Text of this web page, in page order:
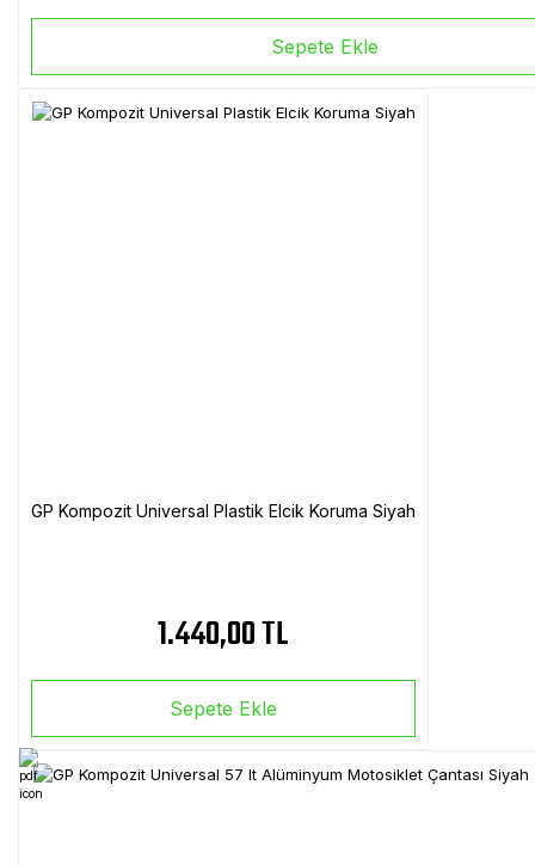
Sepete Ekle
GP Kompozit Universal Plastik Elcik Koruma Siyah
1.440,00 TL
Sepete Ekle